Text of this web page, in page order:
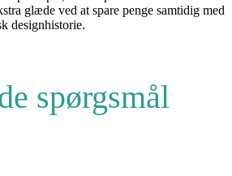
glæde ved at spare penge samtidig med
designhistorie.
spørgsmål